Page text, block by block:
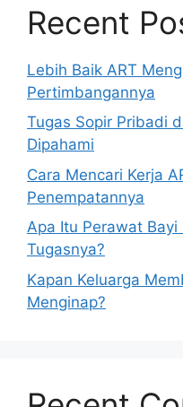
Recent
Lebih Baik ART
Pertimbangannya
Tugas Sopir Pribadi
Dipahami
Cara Mencari Kerja
Penempatannya
Apa Itu Perawat
Tugasnya?
Kapan Keluarga
Menginap?